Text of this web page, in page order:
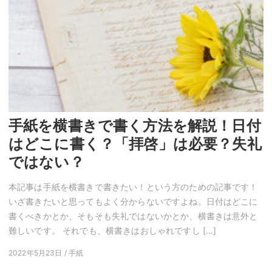
手紙を横書きで書く方法を解説！日付
はどこに書く？「拝啓」は必要？失礼
ではない？
本記事は手紙を横書きで書きたい！という方のための記事です！
いざ書きたいと思ってもよく分からないですよね。日付はどこに
書くべきかとか、そもそも失礼ではないかとか、横書きは意外と
難しいです。 それでも、横書きはおしゃれですし […]
2022年5月23日 / 手紙